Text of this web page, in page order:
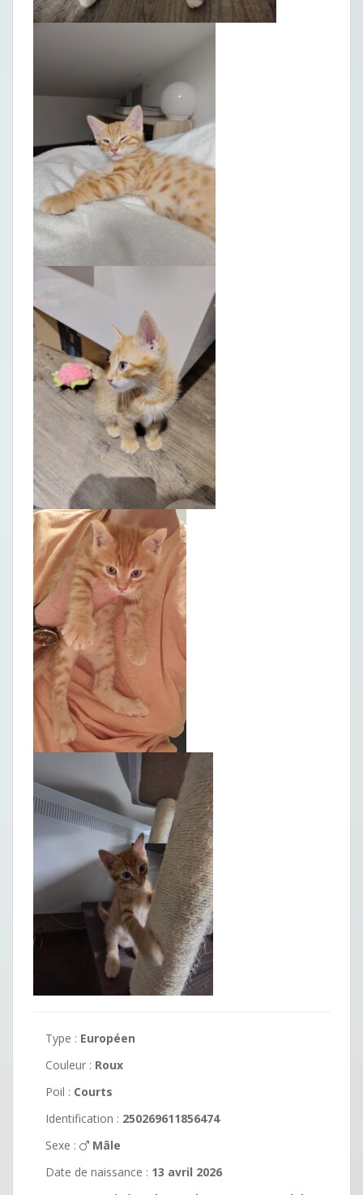
Type : Européen
Couleur : Roux
Poil : Courts
Identification : 250269611856474
Sexe :
Mâle
Date de naissance : 13 avril 2026